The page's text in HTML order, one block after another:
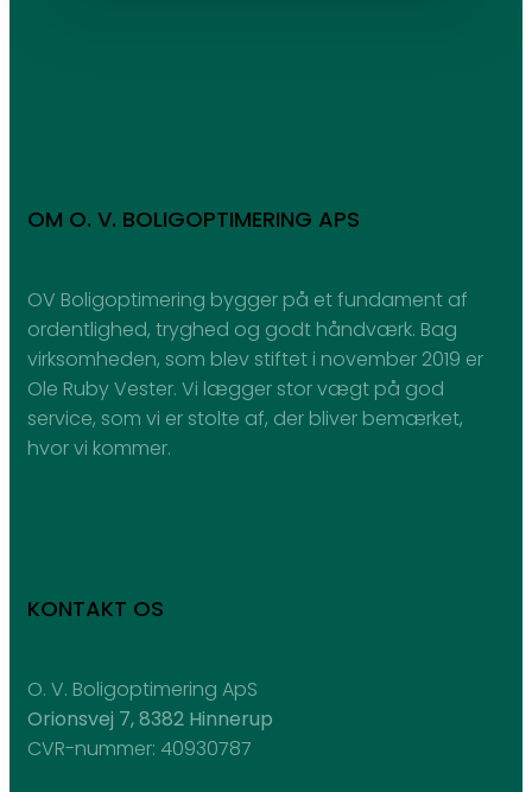
OM O. V. BOLIGOPTIMERING APS
OV Boligoptimering bygger på et fundament af
ordentlighed, tryghed og godt håndværk. Bag
virksomheden, som blev stiftet i november 2019 er
Ole Ruby Vester. Vi lægger stor vægt på god
service, som vi er stolte af, der bliver bemærket,
hvor vi kommer.
KONTAKT OS
O. V. Boligoptimering ApS
Orionsvej 7, 8382 Hinnerup
CVR-nummer: 40930787